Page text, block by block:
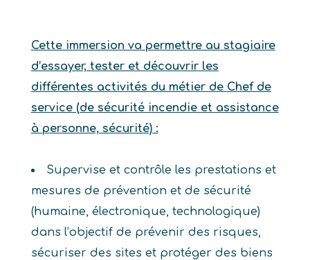
Cette immersion va permettre au stagiaire
d’essayer, tester et découvrir les
différentes activités du métier de Chef de
service (de sécurité incendie et assistance
à personne, sécurité) :
Supervise et contrôle les prestations et
mesures de prévention et de sécurité
(humaine, électronique, technologique)
dans l’objectif de prévenir des risques,
sécuriser des sites et protéger des biens